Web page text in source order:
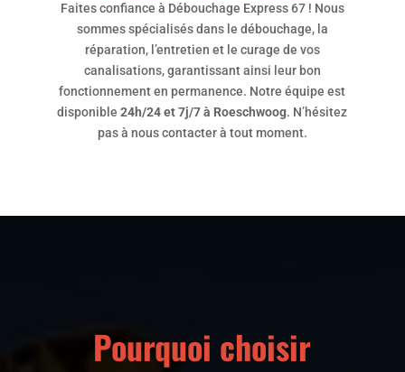
Faites confiance à Débouchage Express 67 ! Nous
sommes spécialisés dans le débouchage, la
réparation, l’entretien et le curage de vos
canalisations, garantissant ainsi leur bon
fonctionnement en permanence. Notre équipe est
disponible24h/24 et 7j/7 à Roeschwoog. N’hésitez
pas à nous contacter à tout moment.
Pourquoi choisir